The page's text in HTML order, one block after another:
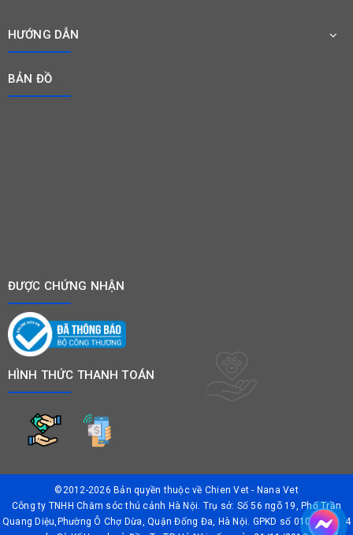
HƯỚNG DẪN
BẢN ĐỒ
ĐƯỢC CHỨNG NHẬN
HÌNH THỨC THANH TOÁN
©2012-2026 Bản quyền thuộc về Chien Vet - Nana Vet
Công ty TNHH Chăm sóc thú cảnh Hà Nội. Trụ sở: Số 56 ngõ 19, Phố Trần
Quang Diệu,Phường Ô Chợ Dừa, Quận Đống Đa, Hà Nội. GPKD số 0106042874